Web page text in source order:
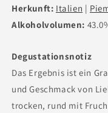
Herkunft: Italien |
Alkoholvolumen:
Degustationsnotiz
Das Ergebnis ist ein
und Geschmack von
trocken, rund mit